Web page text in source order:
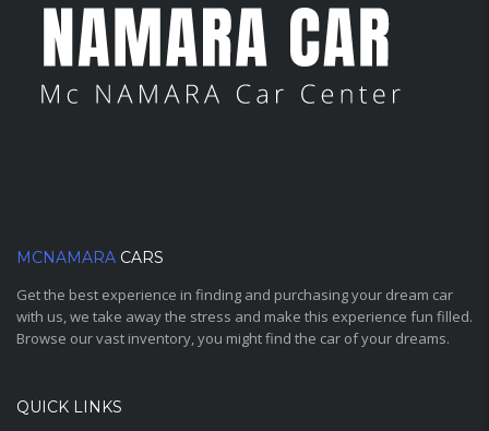
MCNAMARA CARS
Get the best experience in finding and purchasing your dream car
with us, we take away the stress and make this experience fun filled.
Browse our vast inventory, you might find the car of your dreams.
QUICK LINKS